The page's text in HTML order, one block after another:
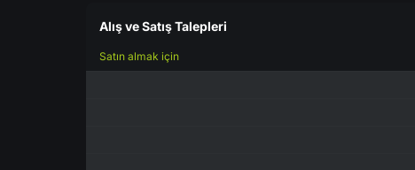
Alış ve Satış Talepleri
Satın almak için